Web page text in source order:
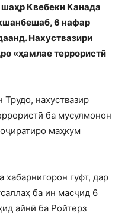
Квебеки Канада
6 нафар
Нахуствазири
«ҳамлае террористӣ
нахуствазир
ба мусулмонон
маҳкум
гуфт, дар
ба ин масҷид 6
айнӣ ба Ройтерз